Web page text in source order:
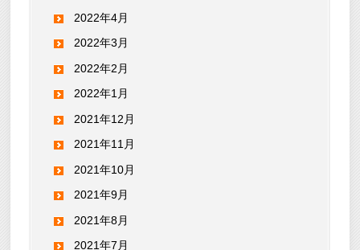
2022年4月
2022年3月
2022年2月
2022年1月
2021年12月
2021年11月
2021年10月
2021年9月
2021年8月
2021年7月